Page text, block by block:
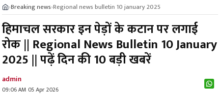
›Breaking news›Regional news bulletin 10 january 2025
हिमाचल सरकार इन पेड़ों के कटान पर लगाई
रोक || Regional News Bulletin 10 January
2025 || पढ़ें दिन की 10 बड़ी खबरें
admin
09:06 AM 05 Apr 2026